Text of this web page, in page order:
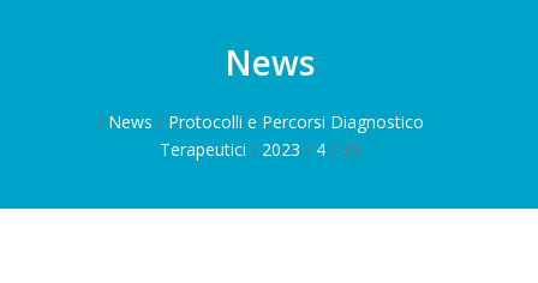
News
/ News / Protocolli e Percorsi Diagnostico
Terapeutici / 2023 / 4 / 30